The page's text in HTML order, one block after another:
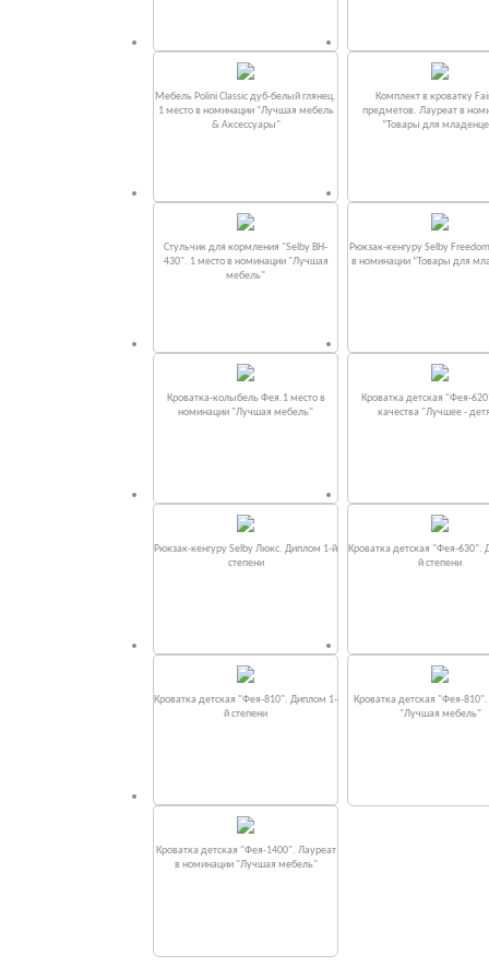
Мебель Polini Classic дуб-белый глянец.
1 место в номинации "Лучшая мебель
& Аксессуары"
Комплект в кроватку
предметов. Лауреат в
“Товары для
Стульчик для кормления "Selby BH-
430". 1 место в номинации "Лучшая
мебель"
Рюкзак-кенгуру Selby
в номинации “Товары для
Кроватка-колыбель Фея.1 место в
номинации "Лучшая мебель"
Кроватка детская "Фея-
качества "Лучшее -
Рюкзак-кенгуру Selby Люкс. Диплом 1-й
степени
Кроватка детская "Фея-630".
й степени
Кроватка детская "Фея-810". Диплом 1-
й степени
Кроватка детская "Фея-
"Лучшая мебель"
Кроватка детская "Фея-1400". Лауреат
в номинации "Лучшая мебель"